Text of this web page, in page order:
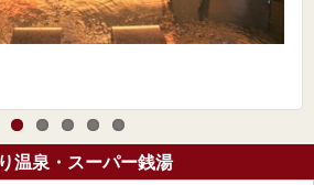
温泉・スーパー銭湯